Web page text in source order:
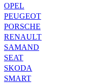
OPEL
PEUGEOT
PORSCHE
RENAULT
SAMAND
SEAT
SKODA
SMART